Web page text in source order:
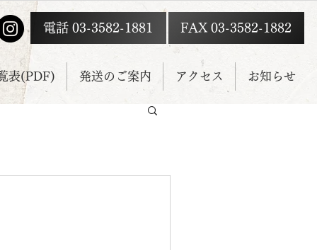
電話 03-3582-1881 FAX 03-3582-1882
表(PDF) 発送のご案内 アクセス お知らせ